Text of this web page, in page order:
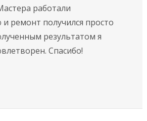
работали
и ремонт получился просто
результатом я
Спасибо!